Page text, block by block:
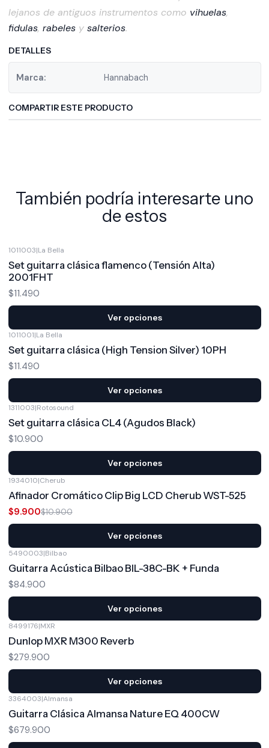
lejanos de antiguos instrumentos como vihuelas,
fidulas, rabelesy salterios.
DETALLES
Marca: Hannabach
COMPARTIR ESTE PRODUCTO
También podría interesarte uno
de estos
1011003|La Bella
Set guitarra clásica flamenco (Tensión Alta)
2001FHT
$11.490
Ver opciones
1011001|La Bella
Set guitarra clásica (High Tension Silver) 10PH
$11.490
Ver opciones
1311003|Rotosound
Set guitarra clásica CL4 (Agudos Black)
$10.900
Ver opciones
1934010|Cherub
Afinador Cromático Clip Big LCD Cherub WST-525
$9.900$10.900
Ver opciones
5490003|Bilbao
Guitarra Acústica Bilbao BIL-38C-BK + Funda
$84.900
Ver opciones
8499176|MXR
Dunlop MXR M300 Reverb
$279.900
Ver opciones
3364003|Almansa
Guitarra Clásica Almansa Nature EQ 400CW
$679.900